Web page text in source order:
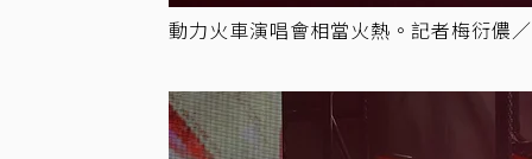
動力火車演唱會相當火熱。記者梅衍儂